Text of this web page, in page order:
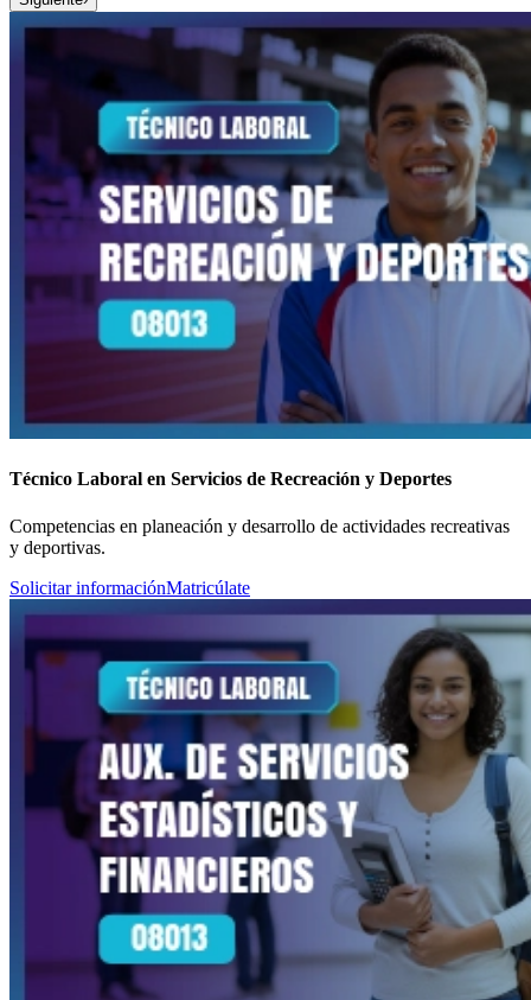
Técnico Laboral en Servicios de Recreación y Deportes
Competencias en planeación y desarrollo de actividades recreativas
y deportivas.
Solicitar informaciónMatricúlate